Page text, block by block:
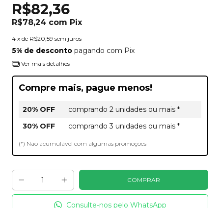
R$82,36
R$78,24 com Pix
4 x de R$20,59 sem juros
5% de desconto pagando com Pix
Ver mais detalhes
Compre mais, pague menos!
20% OFF
comprando 2 unidades ou mais *
30% OFF
comprando 3 unidades ou mais *
(*) Não acumulável com algumas promoções
Consulte-nos pelo WhatsApp